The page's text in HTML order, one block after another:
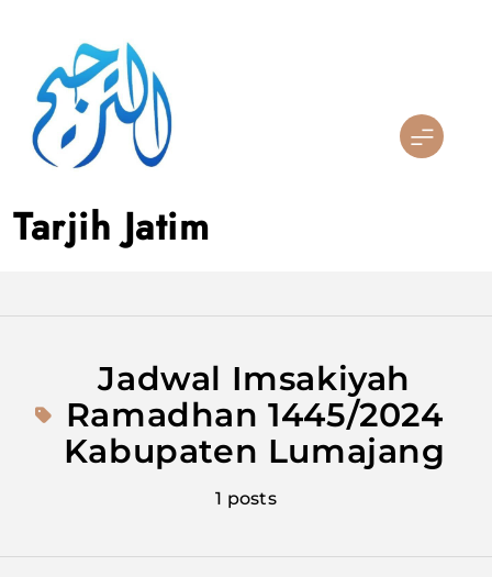
content
Tarjih Jatim
Jadwal Imsakiyah
Ramadhan 1445/2024
Kabupaten Lumajang
1 posts